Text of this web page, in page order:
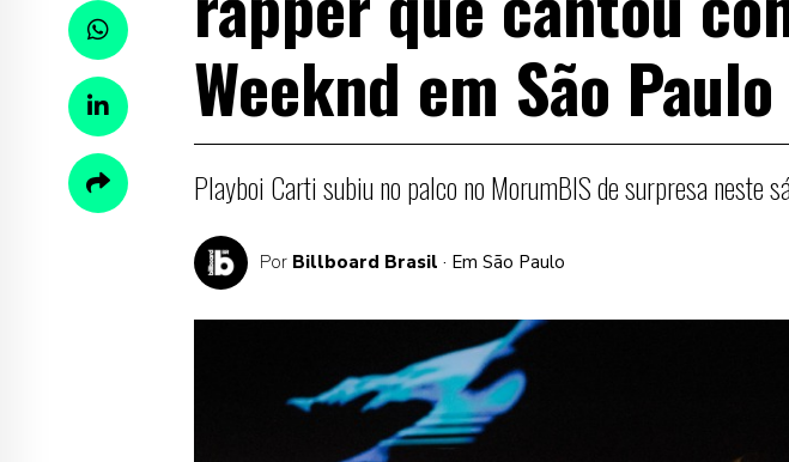
Weeknd em São Paulo
Playboi Carti subiu no palco no MorumBIS de surpresa neste
Por Billboard Brasil · Em São Paulo